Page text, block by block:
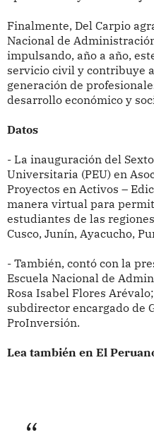
Finalmente, Del Carpio
Nacional de
impulsando, año a año,
servicio civil y contribuye
generación de
desarrollo económico y
Datos
- La inauguración del
Universitaria (PEU) en
Proyectos en Activos –
manera virtual para
estudiantes de las
Cusco, Junín, Ayacucho,
- También, contó con la
Escuela Nacional de
Rosa Isabel Flores
subdirector encargado de
ProInversión.
Lea también en El